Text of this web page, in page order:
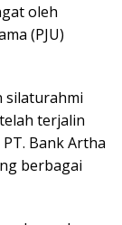
oleh
(PJU)
silaturahmi
terjalin
Bank Artha
berbagai